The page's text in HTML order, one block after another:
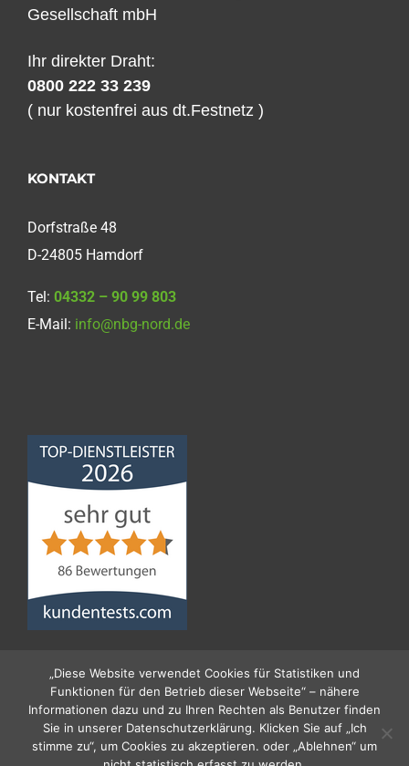
Gesellschaft mbH
Ihr direkter Draht:
0800 222 33 239
( nur kostenfrei aus dt.Festnetz )
KONTAKT
Dorfstraße 48
D-24805 Hamdorf
Tel: 04332 – 90 99 803
E-Mail: info@nbg-nord.de
Norddeutsche
Bauabdichtungsgesellschaft
mbH
von 5
86Bewertungen
„Diese Website verwendet Cookies für Statistiken und
Funktionen für den Betrieb dieser Webseite“ – nähere
Informationen dazu und zu Ihren Rechten als Benutzer finden
Sie in unserer Datenschutzerklärung. Klicken Sie auf „Ich
stimme zu“, um Cookies zu akzeptieren. oder „Ablehnen“ um